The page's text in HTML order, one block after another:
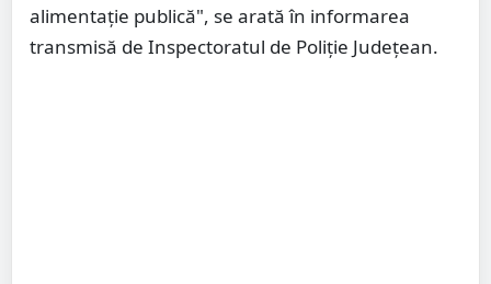
alimentație publică", se arată în informarea
transmisă de Inspectoratul de Poliție Județean.